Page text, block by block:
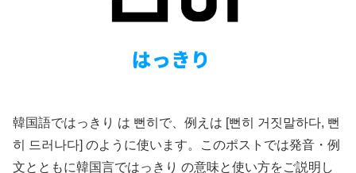
韓国語ではっきり は 뻔히で、例えは [뻔히 거짓말하다, 뻔
히 드러나다] のように使います。このポストでは発音・例
文とともに韓国言ではっきり の意味と使い方をご説明し